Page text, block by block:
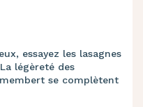
essayez les lasagnes
légèreté des
se complètent